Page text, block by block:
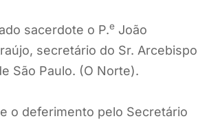
sacerdote o P.e João
secretário do Sr. Arcebispo
São Paulo. (O Norte).
o deferimento pelo Secretário